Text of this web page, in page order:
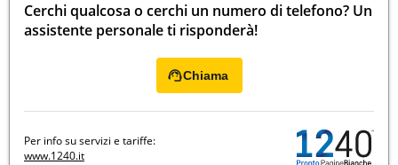
Cerchi qualcosa o cerchi un numero di telefono? Un
assistente personale ti risponderà!
Chiama
Per info su servizi e tariffe:
www.1240.it